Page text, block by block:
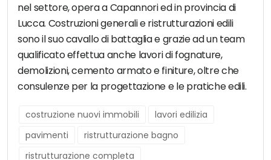
nel settore, opera a Capannori ed in provincia di
Lucca. Costruzioni generali e ristrutturazioni edili
sono il suo cavallo di battaglia e grazie ad un team
qualificato effettua anche lavori di fognature,
demolizioni, cemento armato e finiture, oltre che
consulenze per la progettazione e le pratiche edili.
costruzione nuovi immobili
lavori edilizia
pavimenti
ristrutturazione bagno
ristrutturazione completa